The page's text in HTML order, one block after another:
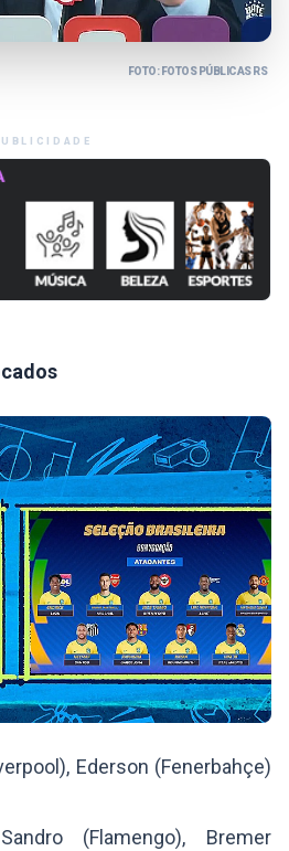
FOTO: FOTOS PÚBLICAS RS
Ederson (Fenerbahçe)
(Flamengo), Bremer